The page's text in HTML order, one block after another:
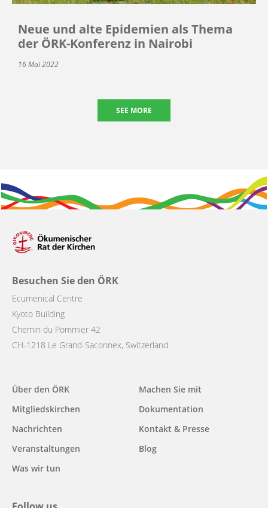
Neue und alte Epidemien als Thema
der ÖRK-Konferenz in Nairobi
16 Mai 2022
SEE MORE
Besuchen Sie den ÖRK
Ecumenical Centre
Kyoto Building
Chemin du Pommier 42
CH-1218 Le Grand-Saconnex, Switzerland
Main
navigation
Über den ÖRK
Mitgliedskirchen
Nachrichten
Veranstaltungen
Was wir tun
Machen Sie mit
Dokumentation
Kontakt & Presse
Blog